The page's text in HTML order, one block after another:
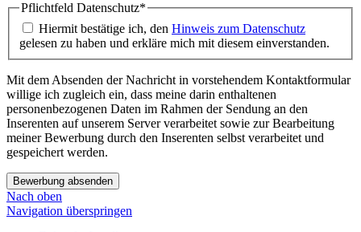
Pflichtfeld Datenschutz*
Hiermit bestätige ich, den Hinweis zum Datenschutz
gelesen zu haben und erkläre mich mit diesem einverstanden.
Mit dem Absenden der Nachricht in vorstehendem Kontaktformular
willige ich zugleich ein, dass meine darin enthaltenen
personenbezogenen Daten im Rahmen der Sendung an den
Inserenten auf unserem Server verarbeitet sowie zur Bearbeitung
meiner Bewerbung durch den Inserenten selbst verarbeitet und
gespeichert werden.
Bewerbung absenden
Nach oben
Navigation überspringen